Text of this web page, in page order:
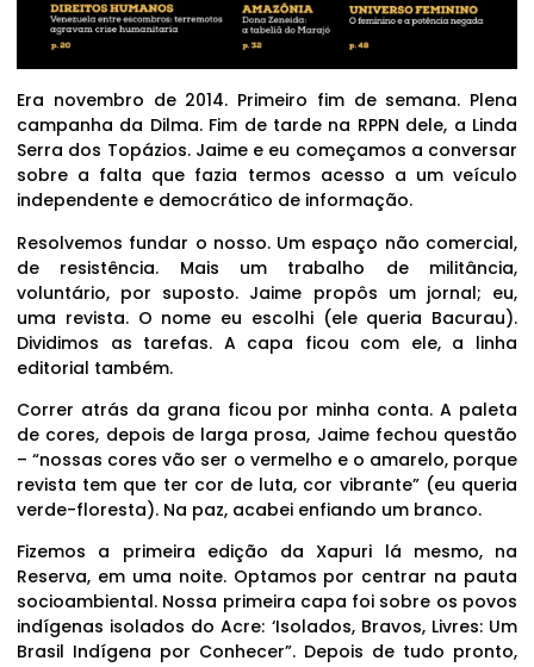
Era novembro de 2014. Primeiro fim de semana. Plena
campanha da Dilma. Fim de tarde na RPPN dele, a Linda
Serra dos Topázios. Jaime e eu começamos a conversar
sobre a falta que fazia termos acesso a um veículo
independente e democrático de informação.
Resolvemos fundar o nosso. Um espaço não comercial,
de resistência. Mais um trabalho de militância,
voluntário, por suposto. Jaime propôs um jornal; eu,
uma revista. O nome eu escolhi (ele queria Bacurau).
Dividimos as tarefas. A capa ficou com ele, a linha
editorial também.
Correr atrás da grana ficou por minha conta. A paleta
de cores, depois de larga prosa, Jaime fechou questão
– “nossas cores vão ser o vermelho e o amarelo, porque
revista tem que ter cor de luta, cor vibrante” (eu queria
verde-floresta). Na paz, acabei enfiando um branco.
Fizemos a primeira edição da Xapuri lá mesmo, na
Reserva, em uma noite. Optamos por centrar na pauta
socioambiental. Nossa primeira capa foi sobre os povos
indígenas isolados do Acre: ‘Isolados, Bravos, Livres: Um
Brasil Indígena por Conhecer”. Depois de tudo pronto,